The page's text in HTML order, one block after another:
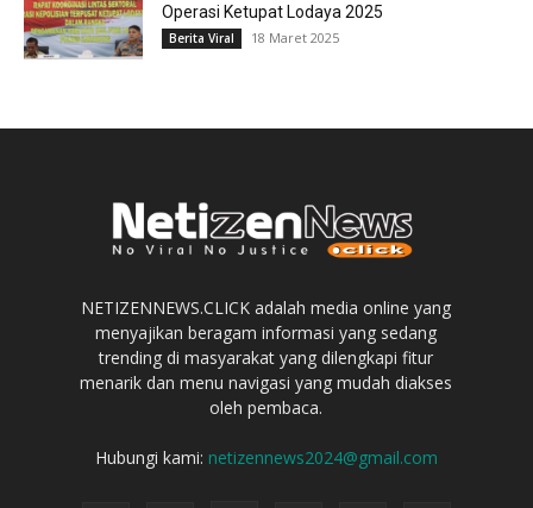
Operasi Ketupat Lodaya 2025
Berita Viral 18 Maret 2025
NETIZENNEWS.CLICK adalah media online yang
menyajikan beragam informasi yang sedang
trending di masyarakat yang dilengkapi fitur
menarik dan menu navigasi yang mudah diakses
oleh pembaca.
Hubungi kami: netizennews2024@gmail.com